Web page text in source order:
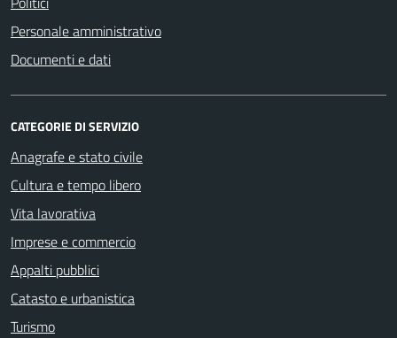
Personale amministrativo
Documenti e dati
CATEGORIE DI SERVIZIO
Anagrafe e stato civile
Cultura e tempo libero
Vita lavorativa
Imprese e commercio
Appalti pubblici
Catasto e urbanistica
Turismo